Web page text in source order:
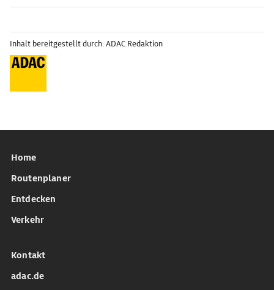
Inhalt bereitgestellt durch: ADAC Redaktion
Home
Routenplaner
Entdecken
Verkehr
Kontakt
adac.de